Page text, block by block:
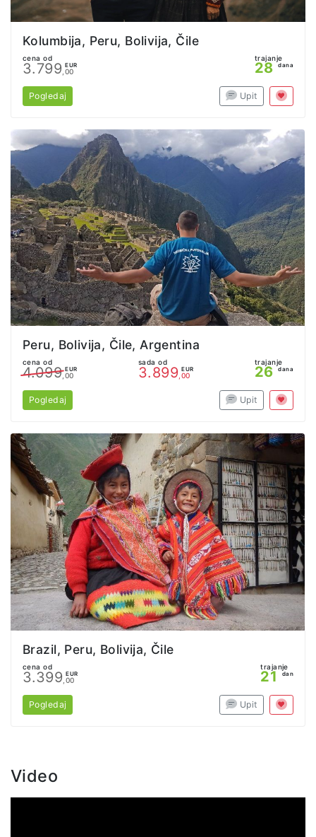
Kolumbija, Peru, Bolivija, Čile
cena od
3.799 EUR
,00
trajanje
28 dana
Pogledaj Upit
Peru, Bolivija, Čile, Argentina
cena od
4.099 EUR
,00
sada od
3.899 EUR
,00
trajanje
26 dana
Pogledaj Upit
Brazil, Peru, Bolivija, Čile
cena od
3.399 EUR
,00
trajanje
21 dan
Pogledaj Upit
Video